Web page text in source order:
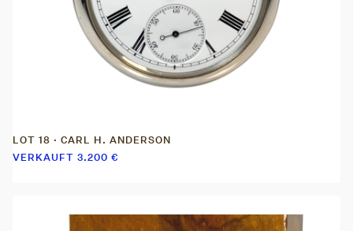
LOT 18 · CARL H. ANDERSON
VERKAUFT 3.200 €